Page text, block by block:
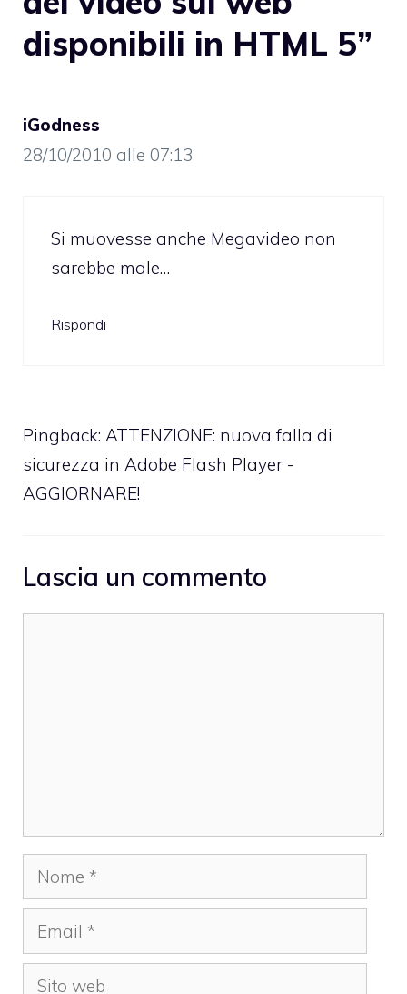
disponibili in HTML 5”
iGodness
28/10/2010 alle 07:13
Si muovesse anche Megavideo non
sarebbe male…
Rispondi
Pingback: ATTENZIONE: nuova falla di
sicurezza in Adobe Flash Player -
AGGIORNARE!
Lascia un commento
Nome
Email
Sito